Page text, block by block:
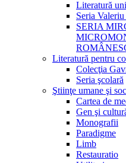
Literatură
Seria
SERIA
Literatură pentru
Colecţia
Seria şcolară
Ştiinţe umane şi
Cartea de
Gen şi
Monografii
Paradigme
Limb
Restauratio